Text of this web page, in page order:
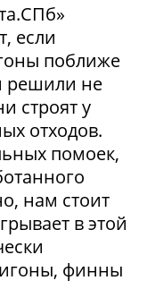
если
поближе
решили не
строят у
отходов.
помоек,
нам стоит
в этой
финны